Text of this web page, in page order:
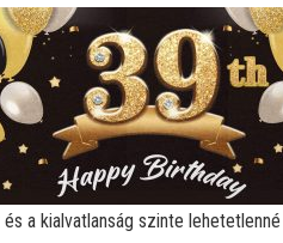
a kialvatlanság szinte